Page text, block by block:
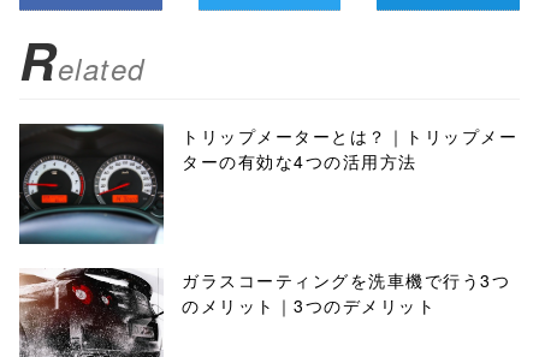
Related
トリップメーターとは？｜トリップメー
ターの有効な4つの活用方法
ガラスコーティングを洗車機で行う3つ
のメリット｜3つのデメリット